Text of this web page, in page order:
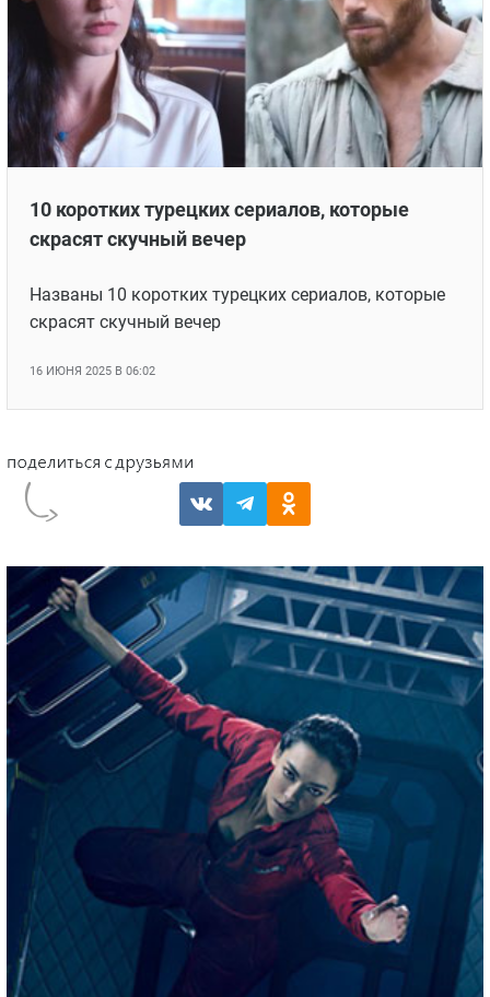
10 коротких турецких сериалов, которые
скрасят скучный вечер
Названы 10 коротких турецких сериалов, которые
скрасят скучный вечер
16 ИЮНЯ 2025 В 06:02